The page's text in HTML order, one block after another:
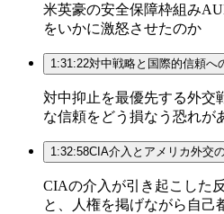
米英豪の安全保障枠組み
をいかに激怒させたのか
1:31:22対中戦略と国際的信頼へ
対中抑止を最優先する外交
な信頼をどう損なう恐れが
1:32:58CIA介入とアメリカ外交
CIAの介入が引き起こした
と、人権を掲げながら自己